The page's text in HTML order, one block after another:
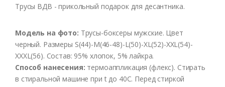
Трусы ВДВ - прикольный подарок для десантника.
Модель на фото: Трусы-боксеры мужские. Цвет
черный. Размеры S(44)-M(46-48)-L(50)-XL(52)-XXL(54)-
XXXL(56). Состав: 95% хлопок, 5%лайкра.
Способ нанесения: термоаппликация (флекс). Стирать
в стиральной машине при tдо 40С. Перед стиркой